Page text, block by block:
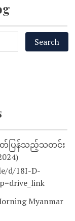
ထုတ်ပြန်သည့်သတင်း
d/18I-D-
Myanmar